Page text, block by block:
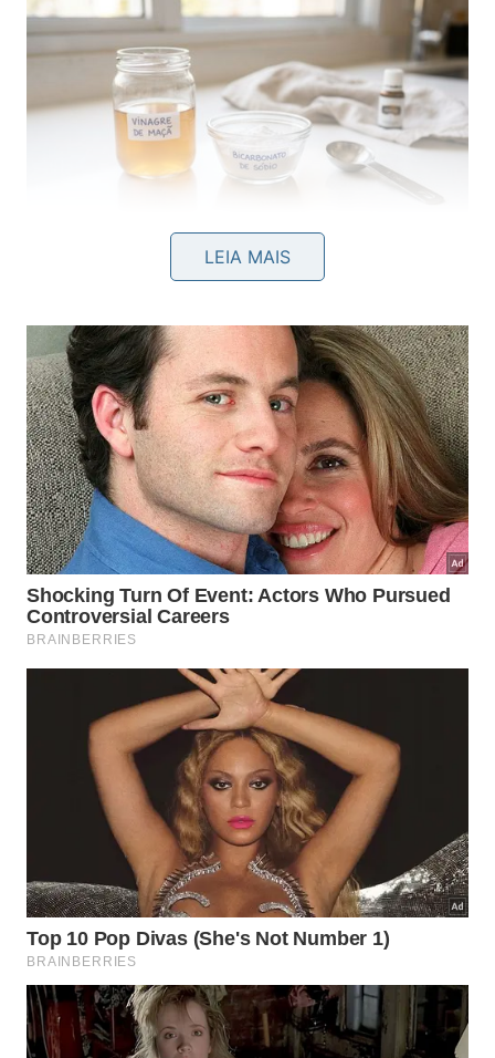
O bicarbonato de sódio é alcalino, com pH entre 8 e 9, e
age como um agente de limpeza profunda nos cabelos
Como aplicar vinagre e bicarbonato
nos cabelos grisalhos passo a
passo?
Seguir a ordem e as proporções corretas é o que
determina se o tratamento vai beneficiar ou
prejudicar os cabelos grisalhos. Os dois
ingredientes nunca devem ser misturados
diretamente, pois a reação química entre eles
neutraliza os efeitos de ambos antes mesmo de
chegarem aos fios. O procedimento é feito em duas
etapas distintas e sequenciais, com enxágue
completo entre uma e outra.
Para obter o melhor resultado nobrilho dos fios
na limpeza capilar, siga estas etapas na ordem
Preparo do bicarbonato:dissolva uma colher de
sopa de
bicarbonato de sódio
em três colheres
de sopa de água morna até obter uma pasta
homogênea
Aplicação nos fios:
a pasta do couro cabeludo até as pontas em
seções, massageando suavemente por três
minutos
LEIA MAIS